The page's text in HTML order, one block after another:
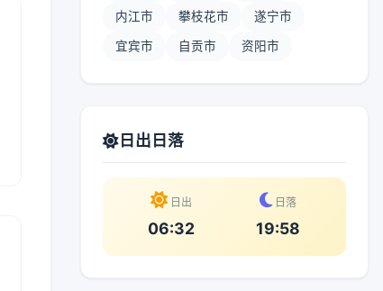
内江市 攀枝花市 遂宁市
宜宾市 自贡市 资阳市
日出日落
日出
06:32
日落
19:58